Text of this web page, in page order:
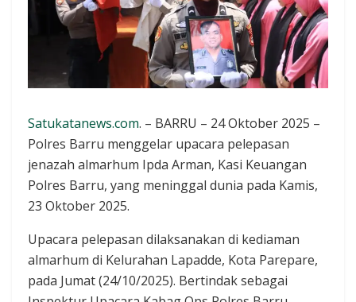
Satukatanews.com. – BARRU – 24 Oktober 2025 –
Polres Barru menggelar upacara pelepasan
jenazah almarhum Ipda Arman, Kasi Keuangan
Polres Barru, yang meninggal dunia pada Kamis,
23 Oktober 2025.
Upacara pelepasan dilaksanakan di kediaman
almarhum di Kelurahan Lapadde, Kota Parepare,
pada Jumat (24/10/2025). Bertindak sebagai